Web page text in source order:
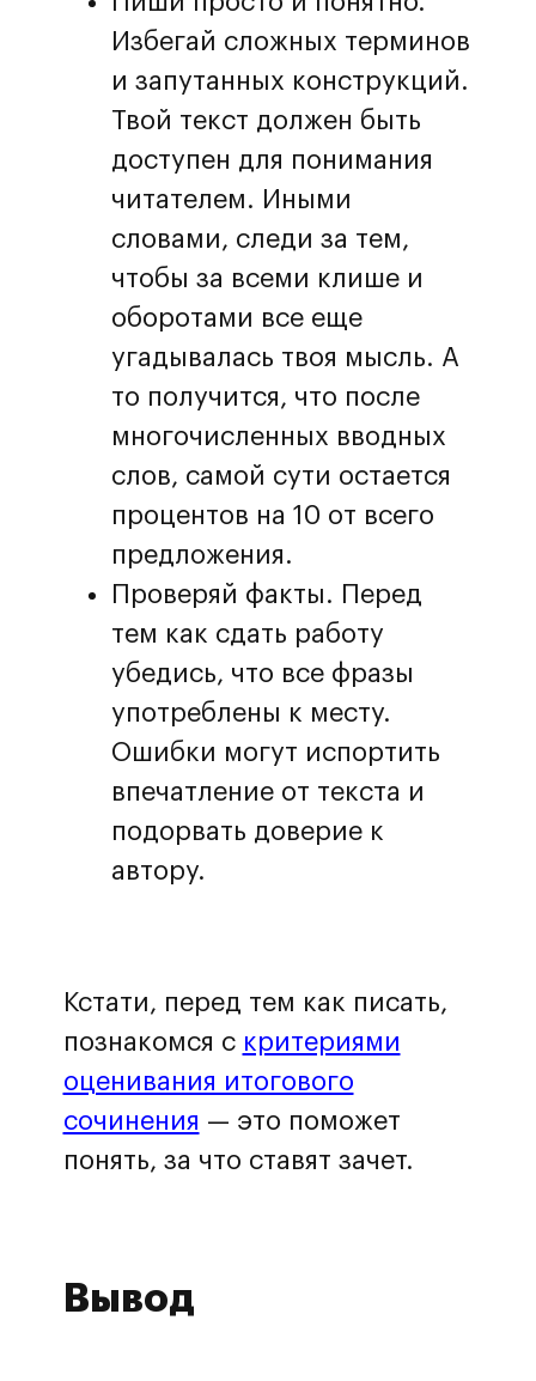
Избегай сложных терминов
и запутанных конструкций.
Твой текст должен быть
доступен для понимания
читателем. Иными
словами, следи за тем,
чтобы за всеми клише и
оборотами все еще
угадывалась твоя мысль. А
то получится, что после
многочисленных вводных
слов, самой сути остается
процентов на 10 от всего
предложения.
Проверяй факты. Перед
тем как сдать работу
убедись, что все фразы
употреблены к месту.
Ошибки могут испортить
впечатление от текста и
подорвать доверие к
автору.
Кстати, перед тем как писать,
познакомся с критериями
оценивания итогового
сочинения — это поможет
понять, за что ставят зачет.
Вывод